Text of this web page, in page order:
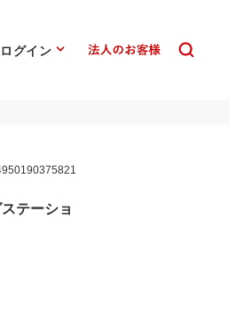
ログイン
テーショ